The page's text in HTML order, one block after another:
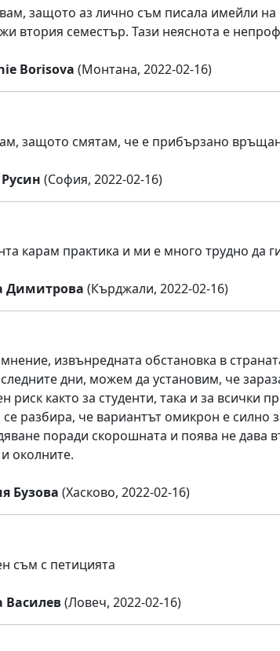
защото аз лично съм писала имейли
втория семестър. Тази неяснота е
Borisova (Монтана, 2022-02-16)
защото смятам, че е прибързано
(София, 2022-02-16)
карам практика и ми е много трудно да
Димитрова (Кърджали, 2022-02-16)
извънредната обстановка в
дни, можем да установим, че
риск както за студенти, така и за
се разбира, че вариантът омикрон е силно
поради скорошната и поява не дава
околните.
Бузова (Хасково, 2022-02-16)
съм с петицията
Василев(Ловеч, 2022-02-16)